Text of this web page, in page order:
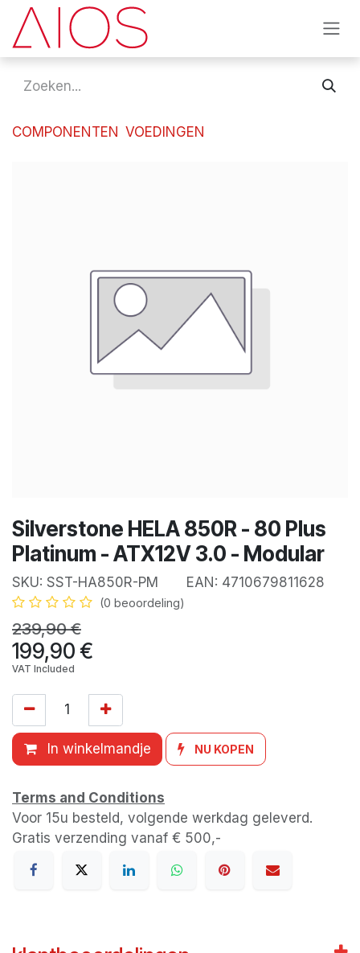
Overslaan naar inhoud
COMPONENTEN VOEDINGEN
Silverstone HELA 850R - 80 Plus
Platinum - ATX12V 3.0 - Modular
SKU: SST-HA850R-PM EAN: 4710679811628
(0 beoordeling)
239,90€
199,90€
VAT Included
In winkelmandje NU KOPEN
Terms and Conditions
Voor 15u besteld, volgende werkdag geleverd.
Gratis verzending vanaf € 500,-